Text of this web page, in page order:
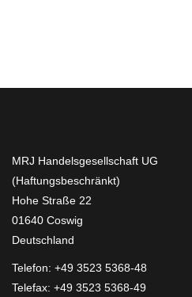
MRJ Handelsgesellschaft UG
(Haftungsbeschränkt)
Hohe Straße 22
01640 Coswig
Deutschland
Telefon: +49 3523 5368-48
Telefax: +49 3523 5368-49